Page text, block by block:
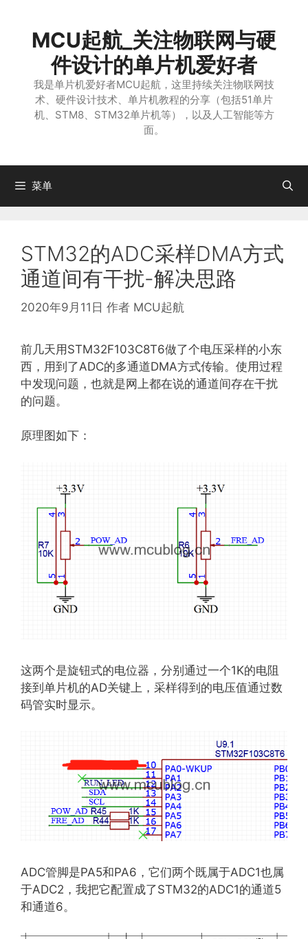
MCU起航_关注物联网与硬
件设计的单片机爱好者
我是单片机爱好者MCU起航，这里持续关注物联网技
术、硬件设计技术、单片机教程的分享（包括51单片
机、STM8、STM32单片机等），以及人工智能等方
面。
菜单
STM32的ADC采样DMA方式
通道间有干扰-解决思路
2020年9月11日 作者 MCU起航
前几天用STM32F103C8T6做了个电压采样的小东
西，用到了ADC的多通道DMA方式传输。使用过程
中发现问题，也就是网上都在说的通道间存在干扰
的问题。
原理图如下：
这两个是旋钮式的电位器，分别通过一个1K的电阻
接到单片机的AD关键上，采样得到的电压值通过数
码管实时显示。
ADC管脚是PA5和PA6，它们两个既属于ADC1也属
于ADC2，我把它配置成了STM32的ADC1的通道5
和通道6。